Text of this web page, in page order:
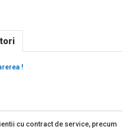
click 10mm/bagheta!
!
cu contract de service, precum